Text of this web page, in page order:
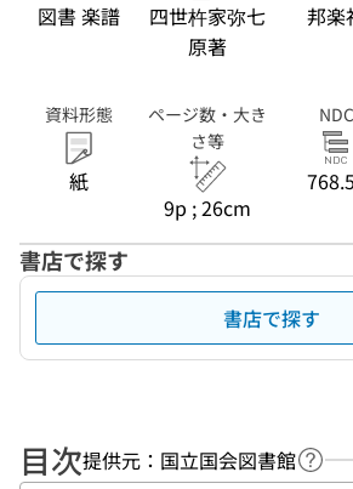
図書 楽譜
四世杵家弥七
原著
邦楽
資料形態
紙
ページ数・大き
さ等
9p ; 26cm
NDC
書店で探す
書店で探す
目次提供元：国立国会図書館 ヘル